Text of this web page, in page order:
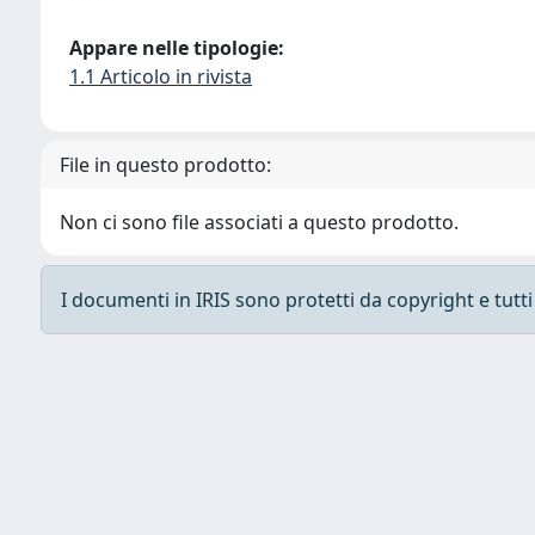
Appare nelle tipologie:
1.1 Articolo in rivista
File in questo prodotto:
Non ci sono file associati a questo prodotto.
I documenti in IRIS sono protetti da copyright e